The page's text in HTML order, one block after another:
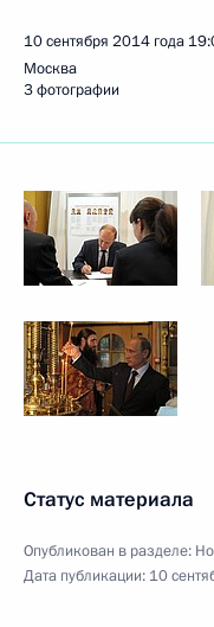
10 сентября 2014 года
Москва
3 фотографии
Статус материала
Опубликован в разделе:
Дата публикации: 10